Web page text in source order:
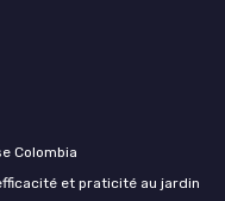
Colombia
et praticité au jardin